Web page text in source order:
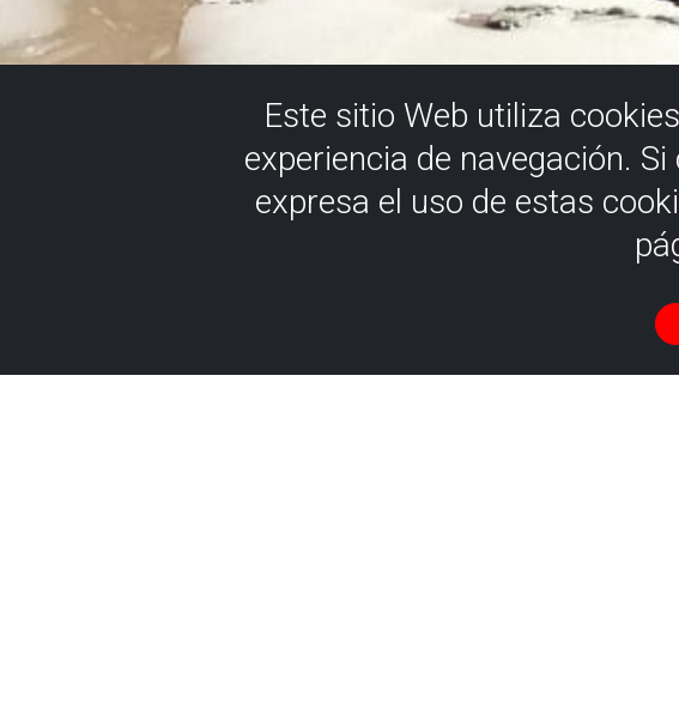
Este sitio Web utiliza
experiencia de navegación.
expresa el uso de estas